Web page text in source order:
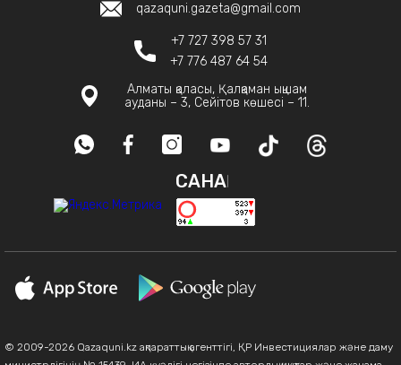
qazaquni.gazeta@gmail.com
+7 727 398 57 31
+7 776 487 64 54
Алматы қаласы, Қалқаман ықшам
ауданы – 3, Сейітов көшесі – 11.
САНАҚ
© 2009-2026 Qazaquni.kz ақпараттық агенттігі, ҚР Инвестициялар және даму